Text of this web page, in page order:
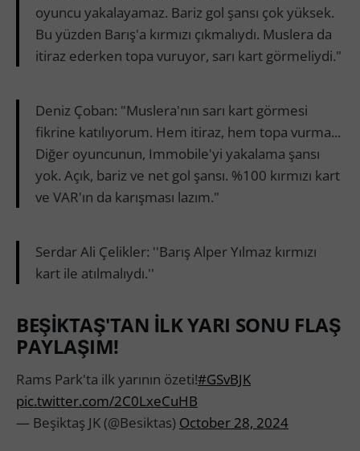
oyuncu yakalayamaz. Bariz gol şansı çok yüksek.
Bu yüzden Barış'a kırmızı çıkmalıydı. Muslera da
itiraz ederken topa vuruyor, sarı kart görmeliydi."
Deniz Çoban: "Muslera'nın sarı kart görmesi
fikrine katılıyorum. Hem itiraz, hem topa vurma...
Diğer oyuncunun, Immobile'yi yakalama şansı
yok. Açık, bariz ve net gol şansı. %100 kırmızı kart
ve VAR'ın da karışması lazım."
Serdar Ali Çelikler: ''Barış Alper Yılmaz kırmızı
kart ile atılmalıydı.''
BEŞİKTAŞ'TAN İLK YARI SONU FLAŞ
PAYLAŞIM!
Rams Park'ta ilk yarının özeti!#GSvBJK
pic.twitter.com/2C0LxeCuHB
— Beşiktaş JK (@Besiktas) October 28, 2024